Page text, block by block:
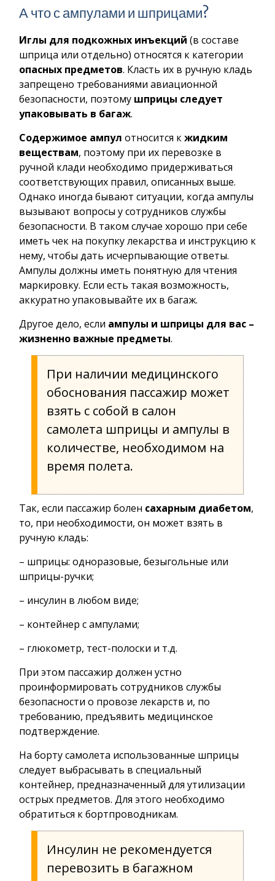
А что с ампулами и шприцами?
Иглы для подкожных инъекций (в составе
шприца или отдельно) относятся к категории
опасных предметов. Класть их в ручную кладь
запрещено требованиями авиационной
безопасности, поэтому шприцы следует
упаковывать в багаж.
Содержимое ампул относится кжидким
веществам, поэтому при их перевозке в
ручной клади необходимо придерживаться
соответствующих правил, описанных выше.
Однако иногда бывают ситуации, когда ампулы
вызывают вопросы у сотрудников службы
безопасности. В таком случае хорошо при себе
иметь чек на покупку лекарства и инструкцию к
нему, чтобы дать исчерпывающие ответы.
Ампулы должны иметь понятную для чтения
маркировку. Если есть такая возможность,
аккуратно упаковывайте их в багаж.
Другое дело, если ампулы и шприцы для вас –
жизненно важные предметы.
При наличии медицинского
обоснования пассажир может
взять с собой в салон
самолета шприцы и ампулы в
количестве, необходимом на
время полета.
Так, если пассажир болен сахарным диабетом,
то, при необходимости, он может взять в
ручную кладь:
– шприцы: одноразовые, безыгольные или
шприцы-ручки;
– инсулин в любом виде;
– контейнер с ампулами;
– глюкометр, тест-полоски и т.д.
При этом пассажир должен устно
проинформировать сотрудников службы
безопасности о провозе лекарств и, по
требованию, предъявить медицинское
подтверждение.
На борту самолета использованные шприцы
следует выбрасывать в специальный
контейнер, предназначенный для утилизации
острых предметов. Для этого необходимо
обратиться к бортпроводникам.
Инсулин не рекомендуется
перевозить в багажном